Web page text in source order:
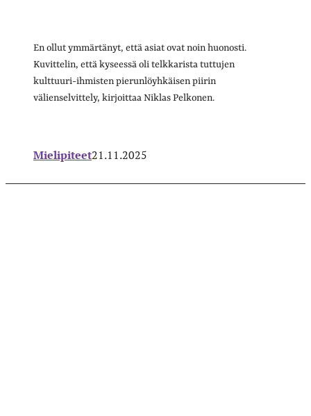
En ollut ymmärtänyt, että asiat ovat noin huonosti.
Kuvittelin, että kyseessä oli telkkarista tuttujen
kulttuuri-ihmisten pierunlöyhkäisen piirin
välienselvittely, kirjoittaa Niklas Pelkonen.
Mielipiteet21.11.2025